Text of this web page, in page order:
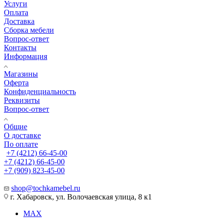
Услуги
Оплата
Доставка
Сборка мебели
Вопрос-ответ
Контакты
Информация
Магазины
Оферта
Конфиденциальность
Реквизиты
Вопрос-ответ
Общие
О доставке
По оплате
+7 (4212) 66-45-00
+7 (4212) 66-45-00
+7 (909) 823-45-00
shop@tochkamebel.ru
г. Хабаровск, ул. Волочаевская улица, 8 к1
MAX